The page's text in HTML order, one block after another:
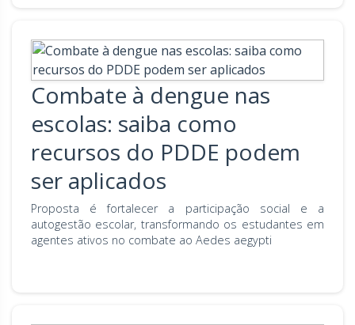
Combate à dengue nas
escolas: saiba como
recursos do PDDE podem
ser aplicados
Proposta é fortalecer a participação social e a
autogestão escolar, transformando os estudantes em
agentes ativos no combate ao Aedes aegypti